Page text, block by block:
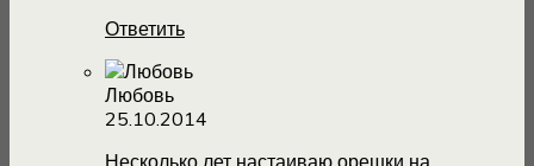
Ответить
Любовь
25.10.2014